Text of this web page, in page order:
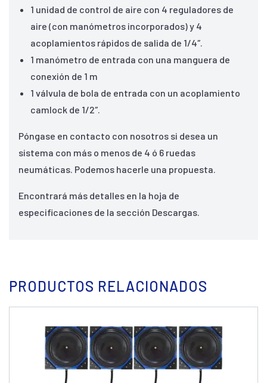
1 unidad de control de aire con 4 reguladores de
aire (con manómetros incorporados) y 4
acoplamientos rápidos de salida de 1/4″.
1 manómetro de entrada con una manguera de
conexión de 1 m
1 válvula de bola de entrada con un acoplamiento
camlock de 1/2″.
Póngase en contacto con nosotros si desea un
sistema con más o menos de 4 ó 6 ruedas
neumáticas. Podemos hacerle una propuesta.
Encontrará más detalles en la hoja de
especificaciones de la sección Descargas.
PRODUCTOS RELACIONADOS